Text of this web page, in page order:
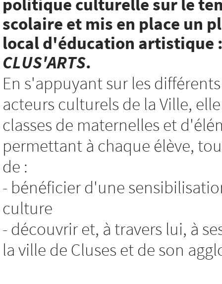
scolaire et mis en place un
local d'éducation artistique
CLUS'ARTS.
En s'appuyant sur les différents
acteurs culturels de la Ville,
classes de maternelles et
permettant à chaque élève,
de :
- bénéficier d'une
culture
- découvrir et, à travers lui, à
la ville de Cluses et de son